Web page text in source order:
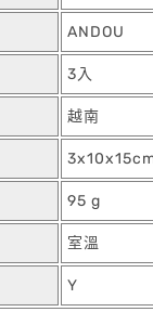
ANDOU
3入
越南
95 g
室溫
Y